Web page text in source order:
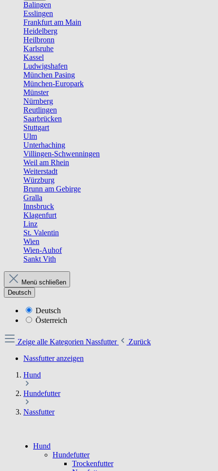
Balingen
Esslingen
Frankfurt am Main
Heidelberg
Heilbronn
Karlsruhe
Kassel
Ludwigshafen
München Pasing
München-Europark
Münster
Nürnberg
Reutlingen
Saarbrücken
Stuttgart
Ulm
Unterhaching
Villingen-Schwenningen
Weil am Rhein
Weiterstadt
Würzburg
Brunn am Gebirge
Gralla
Innsbruck
Klagenfurt
Linz
St. Valentin
Wien
Wien-Auhof
Sankt Vith
Menü schließen
Deutsch
Deutsch
Österreich
Zeige alle Kategorien Nassfutter
Zurück
Nassfutter anzeigen
Hund
Hundefutter
Nassfutter
Hund
Hundefutter
Trockenfutter